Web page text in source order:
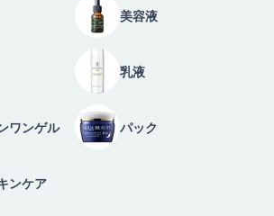
美容液
乳液
ワンゲル パック
ンケア